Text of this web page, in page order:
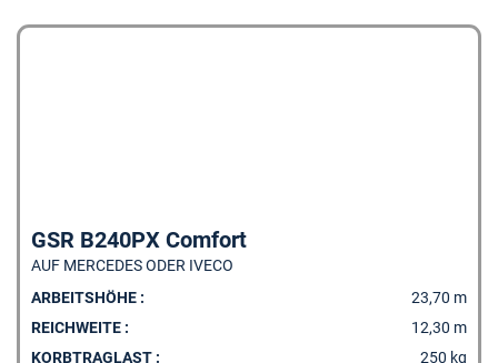
GSR B240PX Comfort
AUF MERCEDES ODER IVECO
ARBEITSHÖHE :
23,70 m
REICHWEITE :
12,30 m
KORBTRAGLAST :
250 kg